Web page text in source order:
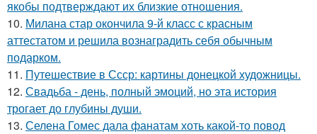
якобы подтверждают их близкие отношения.
10. Милана стар окончила 9-й класс с красным
аттестатом и решила вознаградить себя обычным
подарком.
11. Путешествие в Ссср: картины донецкой художницы.
12. Свадьба - день, полный эмоций, но эта история
трогает до глубины души.
13. Селена Гомес дала фанатам хоть какой-то повод